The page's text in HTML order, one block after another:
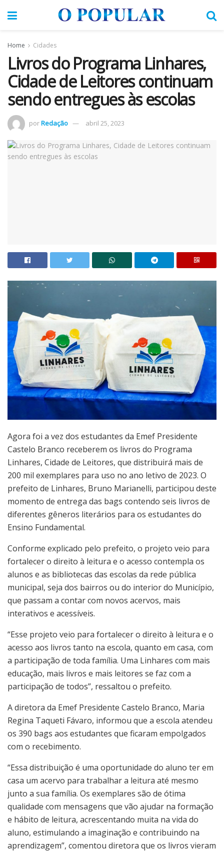
Home Cidades
Livros do Programa Linhares,
Cidade de Leitores continuam
sendo entregues às escolas
porRedação abril 25, 2023
Agora foi a vez dos estudantes da Emef Presidente
Castelo Branco receberem os livros do Programa
Linhares, Cidade de Leitores, que distribuirá mais de
200 mil exemplares para uso no ano letivo de 2023. O
prefeito de Linhares, Bruno Marianelli, participou deste
momento de entrega das bags contendo seis livros de
diferentes gêneros literários para os estudantes do
Ensino Fundamental.
Conforme explicado pelo prefeito, o projeto veio para
fortalecer o direito à leitura e o acesso contempla os
alunos e as bibliotecas das escolas da rede pública
municipal, seja dos bairros ou do interior do Município,
que passam a contar com novos acervos, mais
interativos e acessíveis.
“Esse projeto veio para fortalecer o direito à leitura e o
acesso aos livros tanto na escola, quanto em casa, com
a participação de toda família. Uma Linhares com mais
educação, mais livros e mais leitores se faz com a
participação de todos”, ressaltou o prefeito.
A diretora da Emef Presidente Castelo Branco, Maria
Regina Taqueti Fávaro, informou que a escola atendeu
os 390 bags aos estudantes que ficaram empolgados
com o recebimento.
“Essa distribuição é uma oportunidade do aluno ter em
casa um acervo para trabalhar a leitura até mesmo
junto a sua família. Os exemplares são de ótima
qualidade com mensagens que vão ajudar na formação
e hábito de leitura, acrescentando muita na vida do
aluno, estimulando a imaginação e contribuindo na
aprendizagem”, comentou diretora que os livros vieram